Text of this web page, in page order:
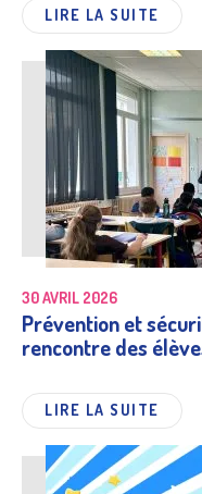
LIRE LA SUITE
30 AVRIL 2026
Prévention et
rencontre des
LIRE LA SUITE